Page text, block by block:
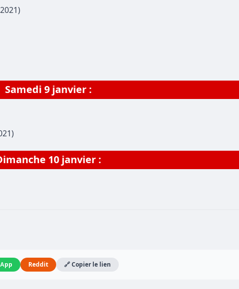
Samedi 9 janvier :
10 janvier :
Reddit 🔗 Copier le lien